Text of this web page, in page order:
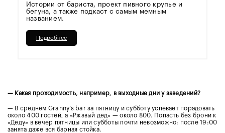
Истории от бариста, проект пивного крупье и
бегуна, а также подкаст с самым мемным
названием.
Подробнее
— Какая проходимость, например, в выходные дни у заведений?
— В среднем Granny’s bar за пятницу и субботу успевает порадовать
около 400 гостей, а «Ржавый дед» — около 800. Попасть без брони к
«Деду» в вечер пятницы или субботы почти невозможно: после 19:00
занята даже вся барная стойка.